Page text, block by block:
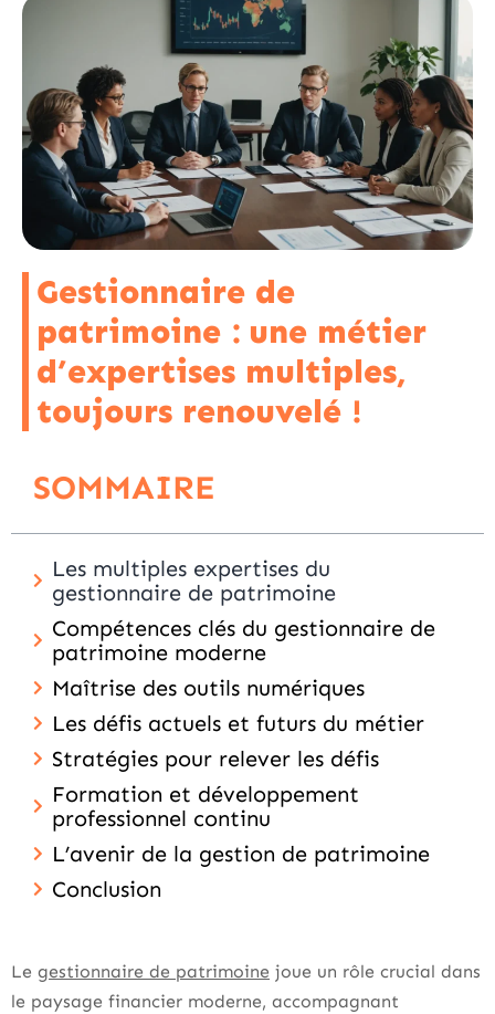
Gestionnaire de
patrimoine : une métier
d’expertises multiples,
toujours renouvelé !
SOMMAIRE
Les multiples expertises du
gestionnaire de patrimoine
Compétences clés du gestionnaire de
patrimoine moderne
Maîtrise des outils numériques
Les défis actuels et futurs du métier
Stratégies pour relever les défis
Formation et développement
professionnel continu
L’avenir de la gestion de patrimoine
Conclusion
Le gestionnaire de patrimoine joue un rôle crucial dans
le paysage financier moderne, accompagnant